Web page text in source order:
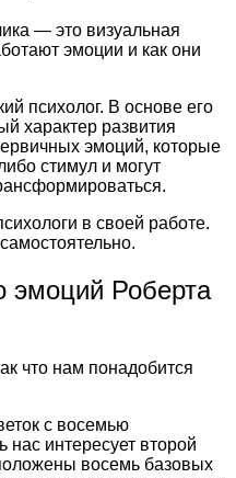
— это визуальная
эмоции и как они
психолог. В основе его
характер развития
эмоций, которые
стимул и могут
в своей работе.
эмоций Роберта
что нам понадобится
с восемью
интересует второй
восемь базовых